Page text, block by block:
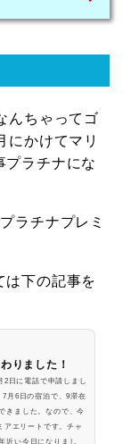
んちゃってゴ
にかけてマリ
プラチナにな
ラチナプレミ
は下の記事を
りました！
日に電話で申請しまし
月6日の宿泊で、9滞在
きました。なので、今
アエリートです。チャ
近い今日になりまし